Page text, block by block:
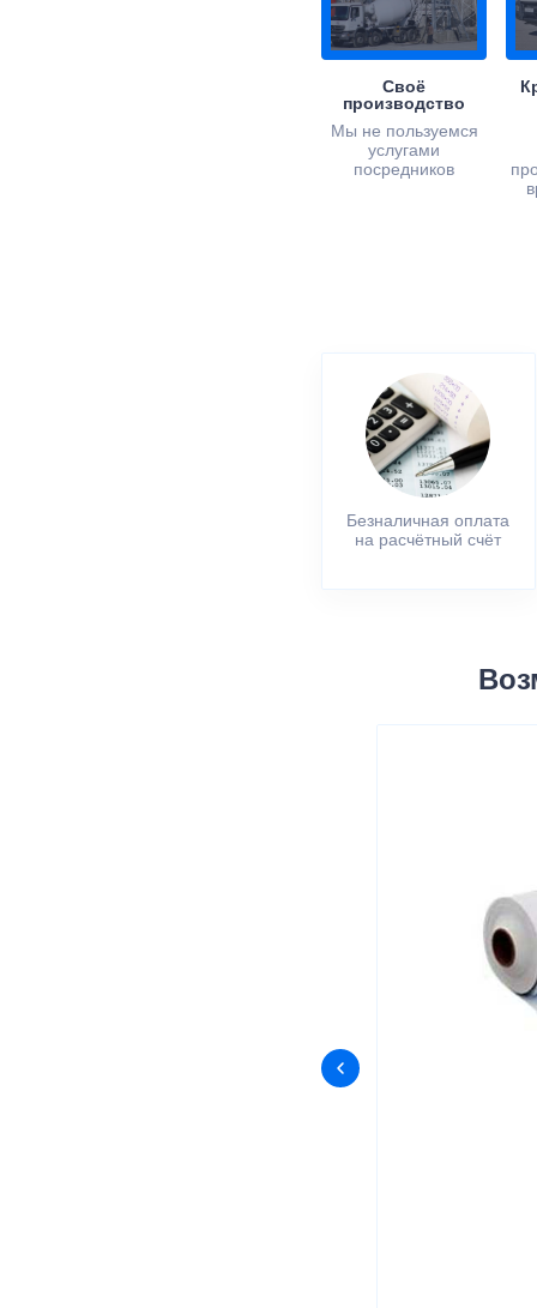
Своё
производство
Мы не пользуемся
услугами
посредников
Безналичная оплата
на расчётный счёт